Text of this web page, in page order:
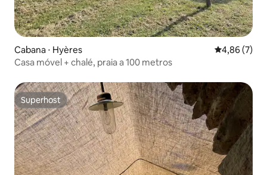
Cabana ⋅ Hyères 4,86 de uma
4,86 (7)
Casa móvel + chalé, praia a 100 metros
Superhost
Superhost